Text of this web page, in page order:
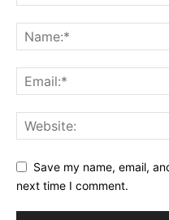
Save my name, email,
next time I comment.